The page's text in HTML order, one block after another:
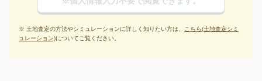
※ 土地査定の方法やシミュレーションに詳しく知りたい方は、 こちら(土地査定シミ
ュレーション)についてご覧ください。